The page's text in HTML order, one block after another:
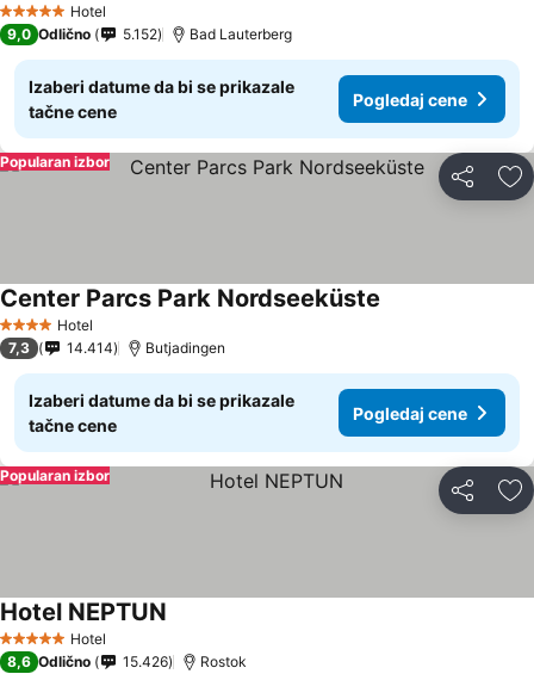
5 ZvezdiceHotel
9,0 Odlično 5.152 Bad Lauterberg
Izaberi datume da bi se prikazale
tačne cene
Pogledaj cene
Deli
Popularan izbor
4 ZvezdiceHotel
Center Parcs Park Nordseeküste
7,3 14.414 Butjadingen
Izaberi datume da bi se prikazale
tačne cene
Pogledaj cene
Deli
Popularan izbor
5 ZvezdiceHotel
Hotel NEPTUN
8,6 Odlično 15.426 Rostok